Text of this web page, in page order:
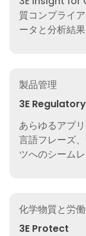
質コンプライ
ータと分析結
製品管理
3E
あらゆるアプ
言語フレーズ
ツへのシーム
うに設計され
化学物質と労
3E Protect